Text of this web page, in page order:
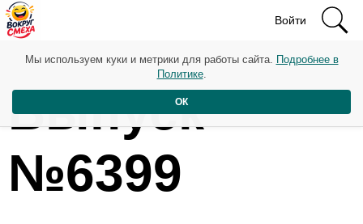
Войти
Выпуск
№6399
Мы используем куки и метрики для работы сайта. Подробнее в
Политике.
ОК